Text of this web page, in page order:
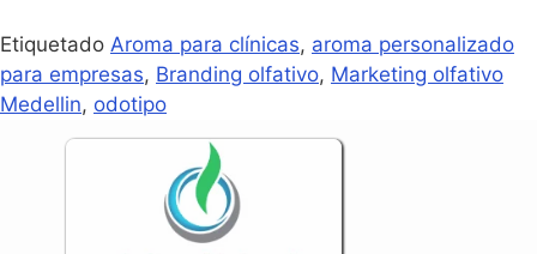
Etiquetado Aroma para clínicas, aroma personalizado
para empresas, Branding olfativo, Marketing olfativo
Medellin, odotipo